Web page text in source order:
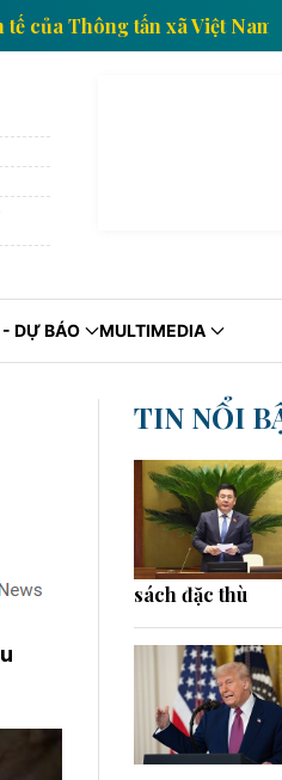
tin kinh tế của Thông tấn
DỰ BÁO MULTIMEDIA
TIN NỔI
sách đặc thù